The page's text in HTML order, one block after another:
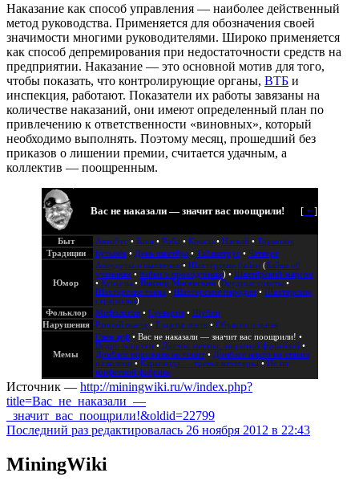
Наказание как способ управления — наиболее действенный
метод руководства. Применяется для обозначения своей
значимости многими руководителями. Широко применяется
как способ депремирования при недостаточности средств на
предприятии. Наказание — это основной мотив для того,
чтобы показать, что контролирующие органы, ВТБ и
инспекция, работают. Показатели их работы завязаны на
количестве наказаний, они имеют определенный план по
привлечению к ответственности «виновных», который
необходимо выполнять. Поэтому месяц, прошедший без
приказов о лишении премии, считается удачным, а
коллектив — поощренным.
[+ ]
Вас не наказали — значит вас поощрили!
Быт Автобус• Баня• Роба • Крысы• Насвай• Тормозок
Традиции
Бутылёк• День шахтёра • Табакотрус• Четверг
Юмор
Анекдоты о шахтерах • Шахтёрские байки(Байки об
учениках • Байки о проходчиках) • Шахтёрский жаргон
• Курьезы• Виктор Мисевский(Вредные советы•
Шахтерские танка • Шахтерские пародии• Шахтерские
страшилки)
Фольклор
Мифология• Суеверия• Шубин
Нарушения
Ранний выезд • Езда на ленте• Объяснительная
Мемы
Глюк ауф• Вас не наказали — значит вас поощрили! •
Ведро напруги• Датчик метана, закрытый фуфайкой•
Донбасс порожняк не гонит• Донбасс никто не ставил
на колени• Караганда — третья кочегарка • Не на
конфетной фабрике
Источник — http://miningwiki.ru/w/index.php?
title=Вас_не_наказали_—
_значит_вас_поощрили!&oldid=22799
Последний раз редактировалась 26 ноября 2012 в 22:43
MiningWiki